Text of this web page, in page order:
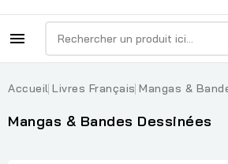

Accueil Livres Français Mangas &
Mangas & Bandes Dessinées